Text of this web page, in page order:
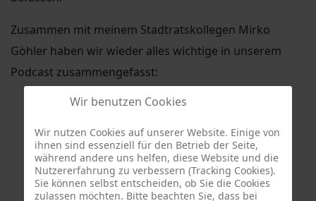
Zusammen mit meinem Stadtratskollegen Mirko
Göhler haben wir wieder alles wichtige in unserem
Podcast zusammengefasst:
Wir benutzen Cookies
Wir nutzen Cookies auf unserer Website. Einige von
ihnen sind essenziell für den Betrieb der Seite,
während andere uns helfen, diese Website und die
Nutzererfahrung zu verbessern (Tracking Cookies).
Sie können selbst entscheiden, ob Sie die Cookies
zulassen möchten. Bitte beachten Sie, dass bei